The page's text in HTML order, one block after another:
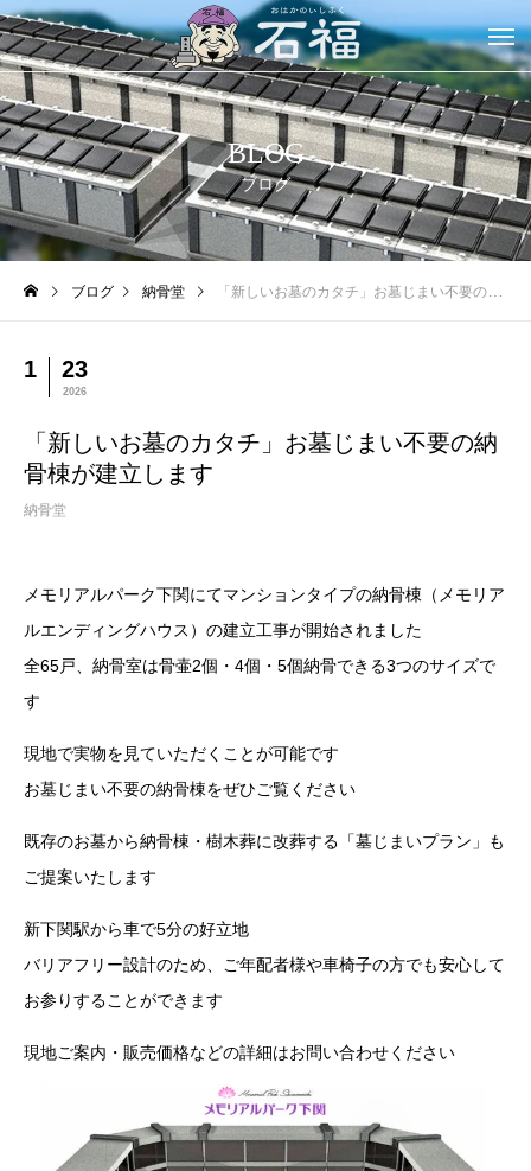
BLOG
ブログ
ブログ 納骨堂 「新しいお墓のカタチ」お墓じまい不要の納骨棟が建立します
1 23
2026
「新しいお墓のカタチ」お墓じまい不要の納
骨棟が建立します
納骨堂
メモリアルパーク下関にてマンションタイプの納骨棟（メモリア
ルエンディングハウス）の建立工事が開始されました
全65戸、納骨室は骨壷2個・4個・5個納骨できる3つのサイズで
す
現地で実物を見ていただくことが可能です
お墓じまい不要の納骨棟をぜひご覧ください
既存のお墓から納骨棟・樹木葬に改葬する「墓じまいプラン」も
ご提案いたします
新下関駅から車で5分の好立地
バリアフリー設計のため、ご年配者様や車椅子の方でも安心して
お参りすることができます
現地ご案内・販売価格などの詳細はお問い合わせください